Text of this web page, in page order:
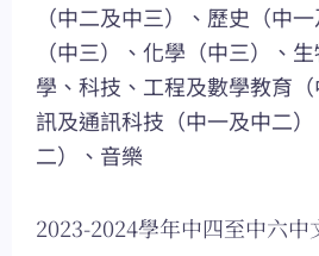
（中二及中三）、歷史（中
（中三）、化學（中三）、
學、科技、工程及數學教育
訊及通訊科技（中一及中二
二）、音樂
2023-2024學年中四至中六中